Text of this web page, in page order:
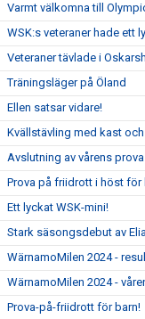
Varmt välkomna till
WSK:s veteraner hade ett
Veteraner tävlade i
Träningsläger på Öland
Ellen satsar vidare!
Kvällstävling med kast
Avslutning av vårens
Prova på friidrott i höst för
Ett lyckat WSK-mini!
Stark säsongsdebut av
WärnamoMilen 2024 -
WärnamoMilen 2024 -
Prova-på-friidrott för barn!